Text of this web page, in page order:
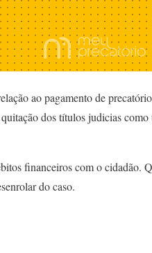
ao pagamento de
dos títulos judicias como
financeiros com o cidadão.
do caso.